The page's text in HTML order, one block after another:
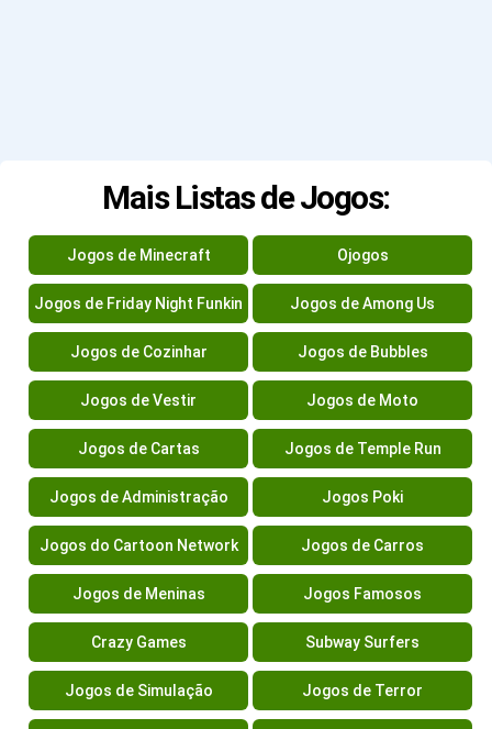
Mais Listas de Jogos:
Jogos de Minecraft Ojogos
Jogos de Friday Night Funkin Jogos de Among Us
Jogos de Cozinhar Jogos de Bubbles
Jogos de Vestir Jogos de Moto
Jogos de Cartas Jogos de Temple Run
Jogos de Administração Jogos Poki
Jogos do Cartoon Network Jogos de Carros
Jogos de Meninas Jogos Famosos
Crazy Games Subway Surfers
Jogos de Simulação Jogos de Terror